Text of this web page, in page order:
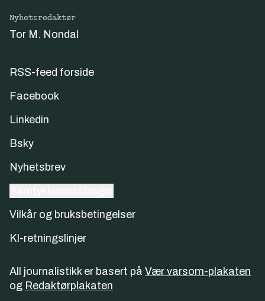
Nyhetsredaktør
Tor M. Nondal
RSS-feed forside
Facebook
Linkedin
Bsky
Nyhetsbrev
Vilkår og bruksbetingelser
KI-retningslinjer
All journalistikk er basert på Vær varsom-plakaten
og Redaktørplakaten